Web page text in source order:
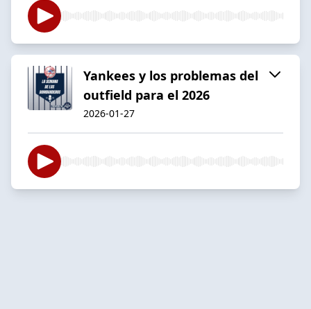
Yankees y los problemas del
outfield para el 2026
2026-01-27